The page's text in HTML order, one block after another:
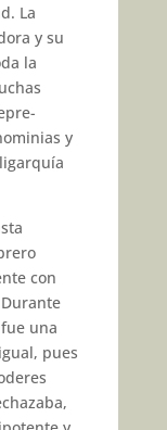
La
y su
la
y
con
una
pues